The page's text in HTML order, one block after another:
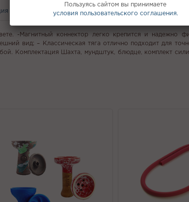
Похожие товары С этим покупают Вам
-Магнитный коннектор легко крепится и надежно
вид; – Классическая тяга отлично подходит для
Комплектация Шахта, мундштук, блюдце, комплект
Пользуясь сайтом вы принимаете
условия пользовательского соглашения.